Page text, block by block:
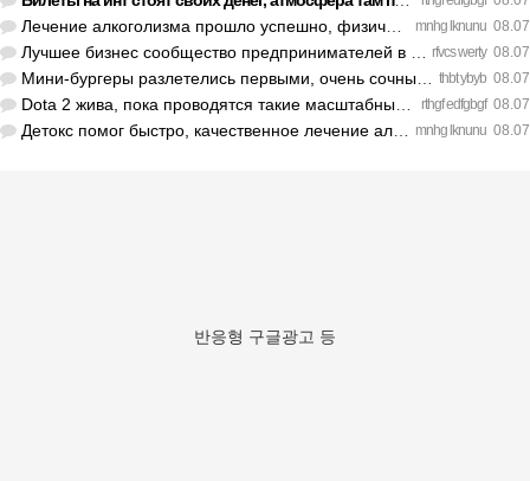
mnhg lknunu 08.07
Лечение алкоголизма прошло успешно, физической тяги больше н…
rfvcs werty 08.07
Лучшее бизнес сообщество предпринимателей в Санкт-Петербурге…
thbt ybyb 08.07
Мини-бургеры разлетелись первыми, очень сочные. https://inte…
rthgf edfgbgf 08.07
Dota 2 жива, пока проводятся такие масштабные турниры. https…
mnhg lknunu 08.07
Детокс помог быстро, качественное лечение алкоголизма Санкт-…
반응형 구글광고 등